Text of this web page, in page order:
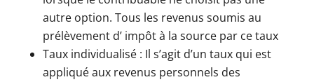
autre option. Tous les revenus soumis au
prélèvement d’ impôt à la source par ce taux
Taux individualisé : Il s’agit d’un taux qui est
appliqué aux revenus personnels des